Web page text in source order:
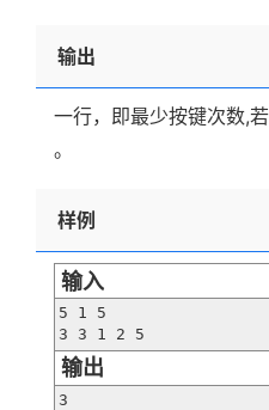
输出
一行，即最少按键次数,
。
样例
输入
5 1 5
3 3 1 2 5
输出
3